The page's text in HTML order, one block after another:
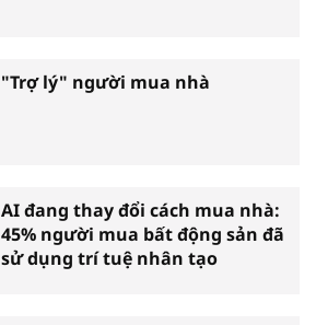
"Trợ lý" người mua nhà
AI đang thay đổi cách mua nhà:
45% người mua bất động sản đã
sử dụng trí tuệ nhân tạo